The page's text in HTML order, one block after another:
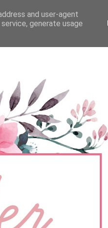
and user-agent
generate usage